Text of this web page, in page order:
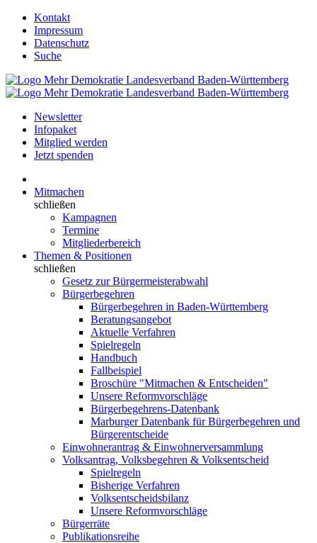
Kontakt
Impressum
Datenschutz
Suche
Newsletter
Infopaket
Mitglied werden
Jetzt spenden
Mitmachen
schließen
Kampagnen
Termine
Mitgliederbereich
Themen & Positionen
schließen
Gesetz zur Bürgermeisterabwahl
Bürgerbegehren
Bürgerbegehren in Baden-Württemberg
Beratungsangebot
Aktuelle Verfahren
Spielregeln
Handbuch
Fallbeispiel
Broschüre "Mitmachen & Entscheiden"
Unsere Reformvorschläge
Bürgerbegehrens-Datenbank
Marburger Datenbank für Bürgerbegehren und
Bürgerentscheide
Einwohnerantrag & Einwohnerversammlung
Volksantrag, Volksbegehren & Volksentscheid
Spielregeln
Bisherige Verfahren
Volksentscheidsbilanz
Unsere Reformvorschläge
Bürgerräte
Publikationsreihe